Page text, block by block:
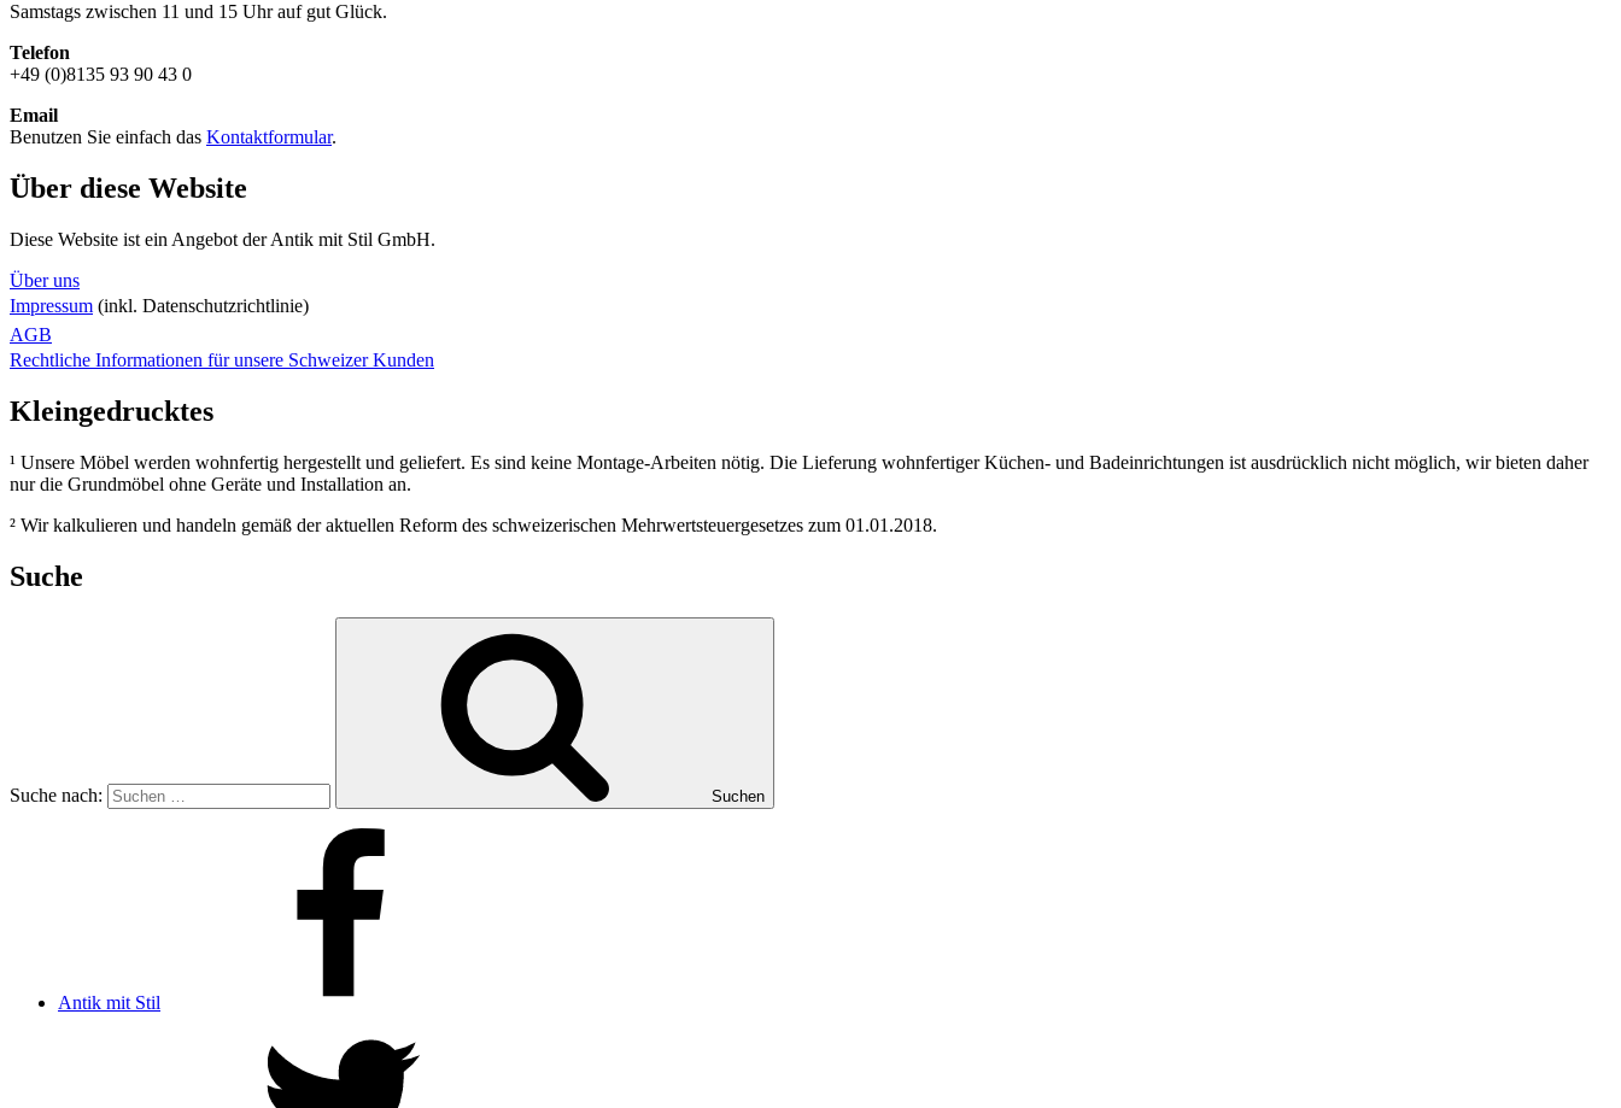
Samstags zwischen 11 und 15 Uhr auf gut Glück.
Telefon
+49 (0)8135 93 90 43 0
Email
Benutzen Sie einfach das Kontaktformular.
Über diese Website
Diese Website ist ein Angebot der Antik mit Stil GmbH.
Über uns
Impressum (inkl. Datenschutzrichtlinie)
AGB
Rechtliche Informationen für unsere Schweizer Kunden
Kleingedrucktes
¹ Unsere Möbel werden wohnfertig hergestellt und geliefert. Es sind keine Montage-Arbeiten nötig. Die Lieferung wohnfertiger Küchen- und Badeinrichtungen ist ausdrücklich nicht möglich, wir bieten daher
nur die Grundmöbel ohne Geräte und Installation an.
² Wir kalkulieren und handeln gemäß der aktuellen Reform des schweizerischen Mehrwertsteuergesetzes zum 01.01.2018.
Suche
Suche nach: Suchen
Antik mit Stil